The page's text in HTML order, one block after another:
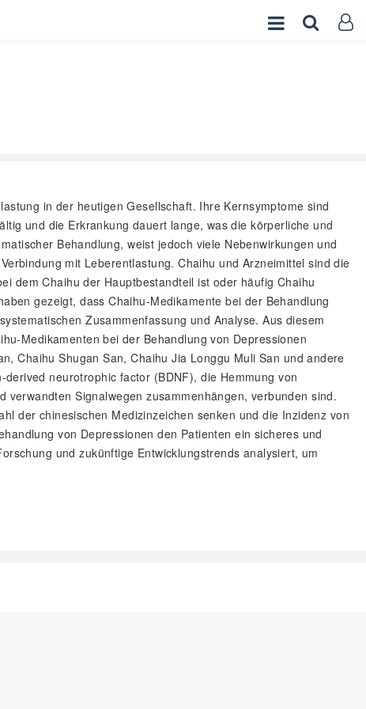
in der heutigen Gesellschaft. Ihre Kernsymptome sind
und die Erkrankung dauert lange, was die körperliche und
Behandlung, weist jedoch viele Nebenwirkungen und
mit Leberentlastung. Chaihu und Arzneimittel sind die
dem Chaihu der Hauptbestandteil ist oder häufig Chaihu
gezeigt, dass Chaihu-Medikamente bei der Behandlung
Zusammenfassung und Analyse. Aus diesem
Medikamenten bei der Behandlung von Depressionen
Chaihu Shugan San, Chaihu Jia Longgu Muli San und andere
neurotrophic factor (BDNF), die Hemmung von
Signalwegen zusammenhängen, verbunden sind.
der chinesischen Medizinzeichen senken und die Inzidenz von
von Depressionen den Patienten ein sicheres und
und zukünftige Entwicklungstrends analysiert, um